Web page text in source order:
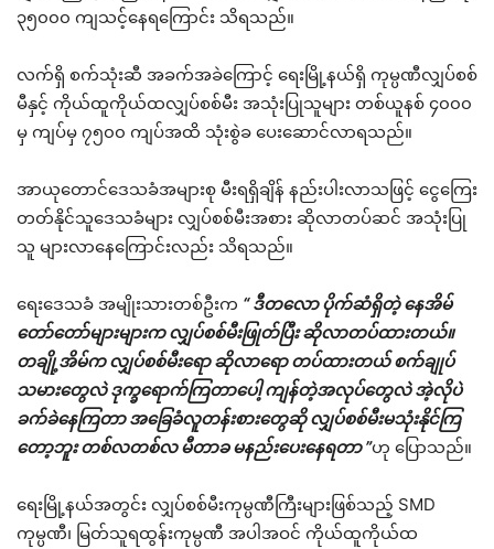
၃၅၀၀၀ ကျသင့်နေရကြောင်း သိရသည်။
လက်ရှိ စက်သုံးဆီ အခက်အခဲကြောင့် ရေးမြို့နယ်ရှိ ကုမ္ပဏီလျှပ်စစ်
မီနှင့် ကိုယ်ထူကိုယ်ထလျှပ်စစ်မီး အသုံးပြုသူများ တစ်ယူနစ် ၄၀၀၀
မှ ကျပ်မှ ၇၅၀၀ ကျပ်အထိ သုံးစွဲခ ပေးဆောင်လာရသည်။
အာယုတောင်ဒေသခံအများစု မီးရရှိချိန် နည်းပါးလာသဖြင့် ငွေကြေး
တတ်နိုင်သူဒေသခံများ လျှပ်စစ်မီးအစား ဆိုလာတပ်ဆင် အသုံးပြု
သူ များလာနေကြောင်းလည်း သိရသည်။
ရေးဒေသခံ အမျိုးသားတစ်ဦးက “‌ ဒီတလော ပိုက်ဆံရှိတဲ့ နေအိမ်
တော်တော်များများက လျှပ်စစ်မီးဖြုတ်ပြီး ဆိုလာတပ်ထားတယ်။
တချို့အိမ်က လျှပ်စစ်မီးရော ဆိုလာရော တပ်ထားတယ် စက်ချုပ်
သမားတွေလဲ ဒုက္ခရောက်ကြတာပေါ့ ကျန်တဲ့အလုပ်တွေလဲ အဲ့လိုပဲ
ခက်‌ခဲနေကြတာ အခြေခံလူတန်းစားတွေဆို လျှပ်စစ်မီးမသုံးနိုင်ကြ
တော့ဘူး တစ်လတစ်လ မီတာခ မနည်းပေးနေရတာ ”ဟု ပြောသည်။
ရေးမြို့နယ်အတွင်း လျှပ်စစ်မီးကုမ္ပဏီကြီးများဖြစ်သည့် SMD
ကုမ္ပဏီ၊ မြတ်သူရထွန်းကုမ္ပဏီ အပါအဝင် ကိုယ်ထူကိုယ်ထ